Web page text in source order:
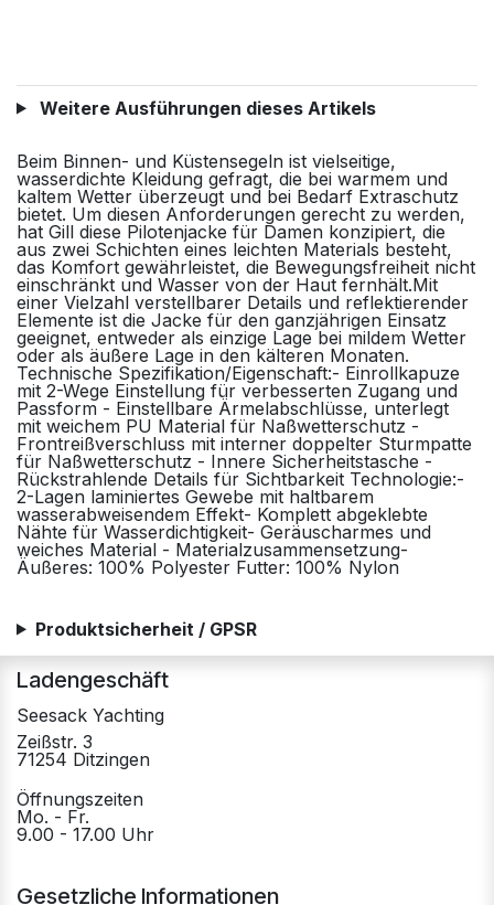
Weitere Ausführungen dieses Artikels
Beim Binnen- und Küstensegeln ist vielseitige,
wasserdichte Kleidung gefragt, die bei warmem und
kaltem Wetter überzeugt und bei Bedarf Extraschutz
bietet. Um diesen Anforderungen gerecht zu werden,
hat Gill diese Pilotenjacke für Damen konzipiert, die
aus zwei Schichten eines leichten Materials besteht,
das Komfort gewährleistet, die Bewegungsfreiheit nicht
einschränkt und Wasser von der Haut fernhält.Mit
einer Vielzahl verstellbarer Details und reflektierender
Elemente ist die Jacke für den ganzjährigen Einsatz
geeignet, entweder als einzige Lage bei mildem Wetter
oder als äußere Lage in den kälteren Monaten.
Technische Spezifikation/Eigenschaft:- Einrollkapuze
mit 2-Wege Einstellung für verbesserten Zugang und
Passform - Einstellbare Ärmelabschlüsse, unterlegt
mit weichem PU Material für Naßwetterschutz -
Frontreißverschluss mit interner doppelter Sturmpatte
für Naßwetterschutz - Innere Sicherheitstasche -
Rückstrahlende Details für Sichtbarkeit Technologie:-
2-Lagen laminiertes Gewebe mit haltbarem
wasserabweisendem Effekt- Komplett abgeklebte
Nähte für Wasserdichtigkeit- Geräuscharmes und
weiches Material - Materialzusammensetzung-
Äußeres: 100% Polyester Futter: 100% Nylon
Produktsicherheit / GPSR
Ladengeschäft
Seesack Yachting
Zeißstr. 3
71254 Ditzingen
Öffnungszeiten
Mo. - Fr.
9.00 - 17.00 Uhr
Gesetzliche Informationen